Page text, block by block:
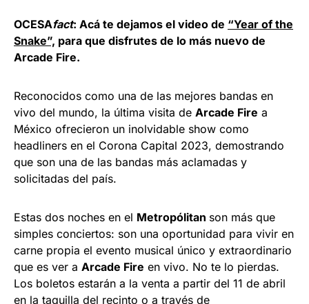
OCESAfact: Acá te dejamos el video de “Year of the
Snake”, para que disfrutes de lo más nuevo de
Arcade Fire.
Reconocidos como una de las mejores bandas en
vivo del mundo, la última visita de Arcade Fire a
México ofrecieron un inolvidable show como
headliners en el Corona Capital 2023, demostrando
que son una de las bandas más aclamadas y
solicitadas del país.
Estas dos noches en el Metropólitan son más que
simples conciertos: son una oportunidad para vivir en
carne propia el evento musical único y extraordinario
que es ver a Arcade Fire en vivo. No te lo pierdas.
Los boletos estarán a la venta a partir del 11 de abril
en la taquilla del recinto o a través de